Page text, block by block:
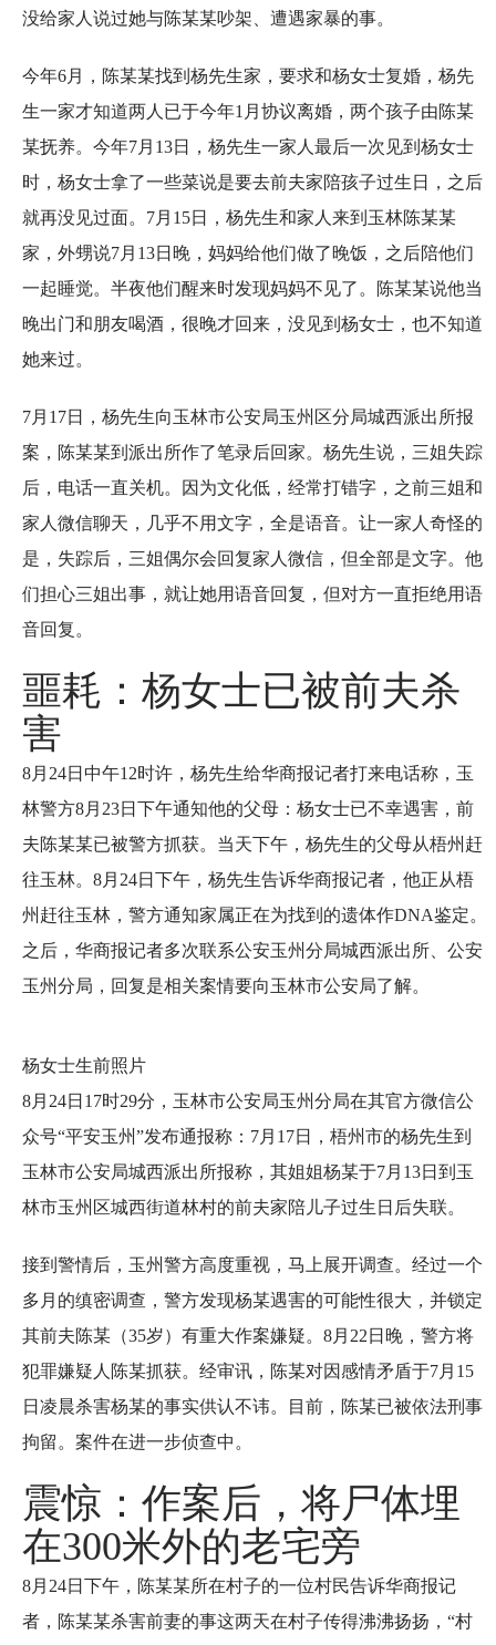
没给家人说过她与陈某某吵架、遭遇家暴的事。
今年6月，陈某某找到杨先生家，要求和杨女士复婚，杨先
生一家才知道两人已于今年1月协议离婚，两个孩子由陈某
某抚养。今年7月13日，杨先生一家人最后一次见到杨女士
时，杨女士拿了一些菜说是要去前夫家陪孩子过生日，之后
就再没见过面。7月15日，杨先生和家人来到玉林陈某某
家，外甥说7月13日晚，妈妈给他们做了晚饭，之后陪他们
一起睡觉。半夜他们醒来时发现妈妈不见了。陈某某说他当
晚出门和朋友喝酒，很晚才回来，没见到杨女士，也不知道
她来过。
7月17日，杨先生向玉林市公安局玉州区分局城西派出所报
案，陈某某到派出所作了笔录后回家。杨先生说，三姐失踪
后，电话一直关机。因为文化低，经常打错字，之前三姐和
家人微信聊天，几乎不用文字，全是语音。让一家人奇怪的
是，失踪后，三姐偶尔会回复家人微信，但全部是文字。他
们担心三姐出事，就让她用语音回复，但对方一直拒绝用语
音回复。
噩耗：杨女士已被前夫杀
害
8月24日中午12时许，杨先生给华商报记者打来电话称，玉
林警方8月23日下午通知他的父母：杨女士已不幸遇害，前
夫陈某某已被警方抓获。当天下午，杨先生的父母从梧州赶
往玉林。8月24日下午，杨先生告诉华商报记者，他正从梧
州赶往玉林，警方通知家属正在为找到的遗体作DNA鉴定。
之后，华商报记者多次联系公安玉州分局城西派出所、公安
玉州分局，回复是相关案情要向玉林市公安局了解。
杨女士生前照片
8月24日17时29分，玉林市公安局玉州分局在其官方微信公
众号“平安玉州”发布通报称：7月17日，梧州市的杨先生到
玉林市公安局城西派出所报称，其姐姐杨某于7月13日到玉
林市玉州区城西街道林村的前夫家陪儿子过生日后失联。
接到警情后，玉州警方高度重视，马上展开调查。经过一个
多月的缜密调查，警方发现杨某遇害的可能性很大，并锁定
其前夫陈某（35岁）有重大作案嫌疑。8月22日晚，警方将
犯罪嫌疑人陈某抓获。经审讯，陈某对因感情矛盾于7月15
日凌晨杀害杨某的事实供认不讳。目前，陈某已被依法刑事
拘留。案件在进一步侦查中。
震惊：作案后，将尸体埋
在300米外的老宅旁
8月24日下午，陈某某所在村子的一位村民告诉华商报记
者，陈某某杀害前妻的事这两天在村子传得沸沸扬扬，“村